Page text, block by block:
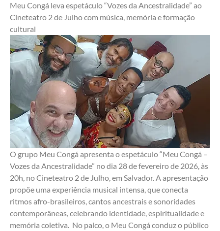
Meu Congá leva espetáculo “Vozes da Ancestralidade” ao
Cineteatro 2 de Julho com música, memória e formação
cultural
O grupo Meu Congá apresenta o espetáculo “Meu Congá –
Vozes da Ancestralidade” no dia 28 de fevereiro de 2026, às
20h, no Cineteatro 2 de Julho, em Salvador. A apresentação
propõe uma experiência musical intensa, que conecta
ritmos afro-brasileiros, cantos ancestrais e sonoridades
contemporâneas, celebrando identidade, espiritualidade e
memória coletiva.  No palco, o Meu Congá conduz o público